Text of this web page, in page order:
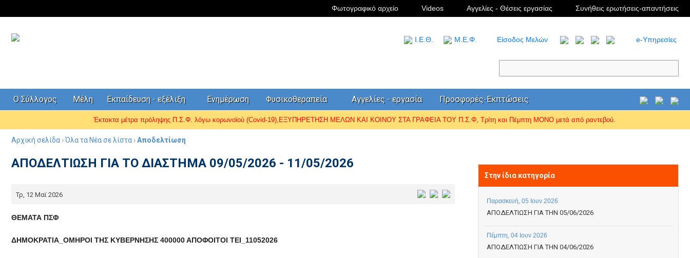
Φωτογραφικό αρχείο Videos Αγγελίες - Θέσεις εργασίας Συνήθεις ερωτήσεις-απαντήσεις
I.Ε.Θ. Μ.Ε.Φ. Είσοδος Μελών e-Υπηρεσίες
Ο Σύλλογος Μέλη Εκπαίδευση - εξέλιξη Ενημέρωση Φυσικοθεραπεία Αγγελίες - εργασία Προσφορές-Εκπτώσεις
Έκτακτα μέτρα πρόληψης Π.Σ.Φ. λόγω κορωνοϊού (Covid-19),ΕΞΥΠΗΡΕΤΗΣΗ ΜΕΛΩΝ ΚΑΙ ΚΟΙΝΟΥ ΣΤΑ ΓΡΑΦΕΙΑ ΤΟΥ Π.Σ.Φ, Τρίτη και Πέμπτη ΜΟΝΟ μετά από ραντεβού.
Αρχική σελίδα ›Όλα τα Νέα σε λίστα ›Αποδελτίωση
ΑΠΟΔΕΛΤΙΩΣΗ ΓΙΑ ΤΟ ΔΙΑΣΤΗΜΑ 09/05/2026 - 11/05/2026
Τρ, 12 Μαϊ 2026
ΘΕΜΑΤΑ ΠΣΦ
ΔΗΜΟΚΡΑΤΙΑ_ΟΜΗΡΟΙ ΤΗΣ ΚΥΒΕΡΝΗΣΗΣ 400000 ΑΠΟΦΟΙΤΟΙ ΤΕΙ_11052026
Στην ίδια κατηγορία
Παρασκευή, 05 Ιουν 2026
ΑΠΟΔΕΛΤΙΩΣΗ ΓΙΑ ΤΗΝ 05/06/2026
Πέμπτη, 04 Ιουν 2026
ΑΠΟΔΕΛΤΙΩΣΗ ΓΙΑ ΤΗΝ 04/06/2026